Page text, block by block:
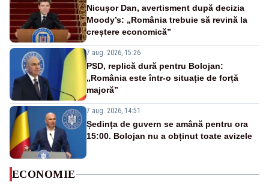
Nicușor Dan, avertisment după decizia
Moody’s: „România trebuie să revină la
creștere economică”
7 aug. 2026, 15:26
PSD, replică dură pentru Bolojan:
„România este într-o situație de forță
majoră”
7 aug. 2026, 14:51
Ședința de guvern se amână pentru ora
15:00. Bolojan nu a obținut toate avizele
ECONOMIE